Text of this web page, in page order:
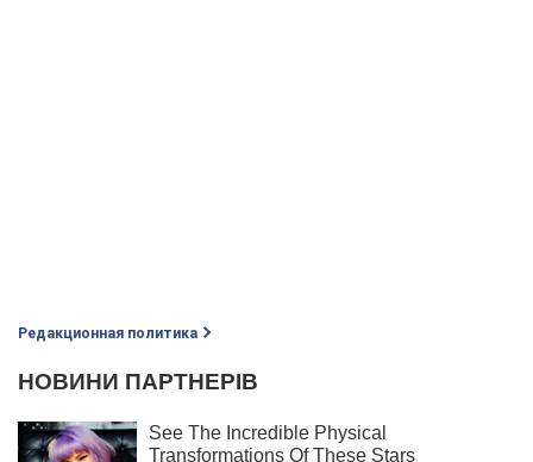
Редакционная политика